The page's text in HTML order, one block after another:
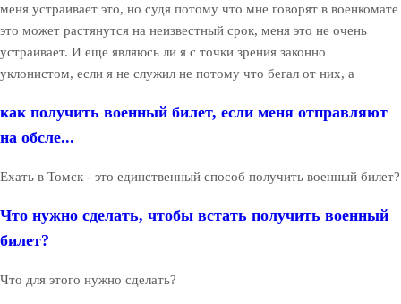
меня устраивает это, но судя потому что мне говорят в военкомате
это может растянутся на неизвестный срок, меня это не очень
устраивает. И еще являюсь ли я с точки зрения законно
уклонистом, если я не служил не потому что бегал от них, а
как получить военный билет, если меня отправляют
на обсле...
Ехать в Томск - это единственный способ получить военный билет?
Что нужно сделать, чтобы встать получить военный
билет?
Что для этого нужно сделать?